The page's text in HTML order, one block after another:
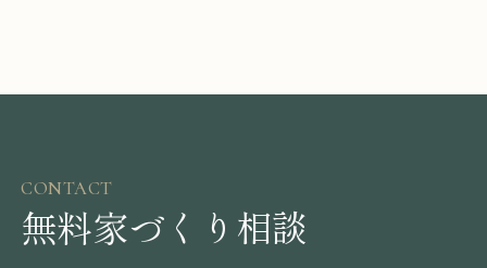
CONTACT
無料家づくり相談